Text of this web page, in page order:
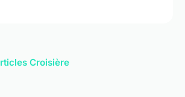
Croisière